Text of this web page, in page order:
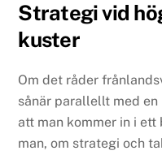
Strategi vid
kuster
Om det råder
sånär parallellt med
att man kommer in i
man, om strategi och